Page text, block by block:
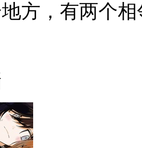
方，有两个相